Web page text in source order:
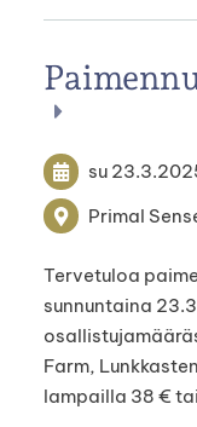
su
Primal
Tervetuloa
sunnuntaina
Farm,
lampailla 38 €